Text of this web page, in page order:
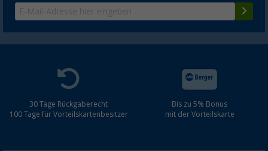
30 Tage Rückgaberecht
100 Tage für Vorteilskartenbesitzer
Bis zu 5% Bonus
mit der Vorteilskarte